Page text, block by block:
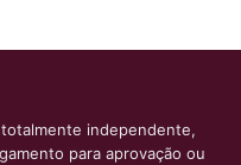
independente,
para aprovação ou